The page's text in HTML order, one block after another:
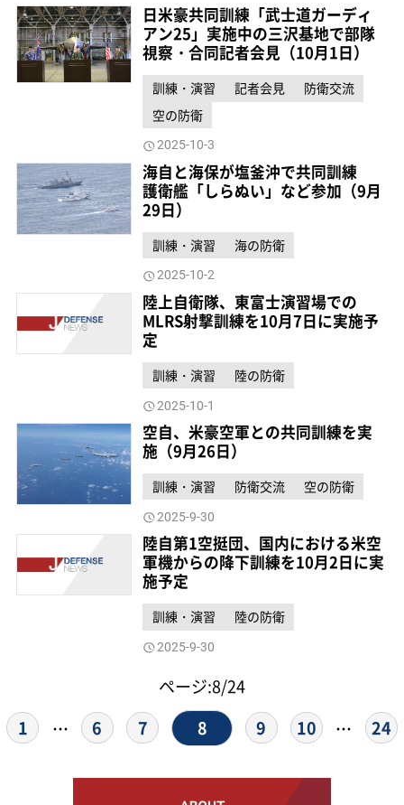
日米豪共同訓練「武士道ガーディ
アン25」実施中の三沢基地で部隊
視察・合同記者会見（10月1日）
訓練・演習 記者会見
防衛交流
空の防衛
2025-10-3
海自と海保が塩釜沖で共同訓練
護衛艦「しらぬい」など参加（9月
29日）
訓練・演習 海の防衛
2025-10-2
陸上自衛隊、東富士演習場での
MLRS射撃訓練を10月7日に実施予
定
訓練・演習 陸の防衛
2025-10-1
空自、米豪空軍との共同訓練を実
施（9月26日）
訓練・演習 防衛交流 空の防衛
2025-9-30
陸自第1空挺団、国内における米空
軍機からの降下訓練を10月2日に実
施予定
訓練・演習 陸の防衛
2025-9-30
ページ:8/24
1
… 6 7 8 9 10 … 24